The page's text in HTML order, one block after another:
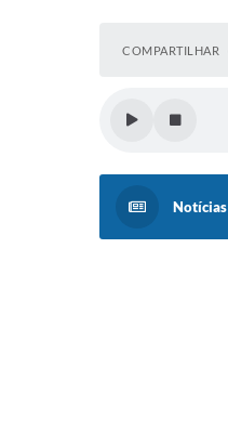
COMPARTILHAR
Notícias